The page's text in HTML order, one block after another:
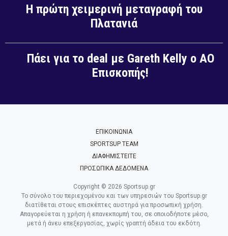
Η πρώτη χειμερινή μεταγραφή του
Πλατανιά
Πάει για το deal με Gareth Kelly ο ΑΟ
Επισκοπής!
ΕΠΙΚΟΙΝΩΝΙΑ
SPORTSUP TEAM
ΔΙΑΦΗΜΙΣΤΕΙΤΕ
ΠΡΟΣΩΠΙΚΑ ΔΕΔΟΜΕΝΑ
Copyright © 2026 Sportsup.gr
Το σύνολο του περιεχομένου και των υπηρεσιών του Sportsup.gr
διατίθεται στους επισκέπτες αυστηρά για προσωπική χρήση.
Απαγορεύεται η χρήση ή επανεκπομπή του, σε οποιοδήποτε μέσο,
μετά ή άνευ επεξεργασίας, χωρίς γραπτή άδεια του εκδότη.